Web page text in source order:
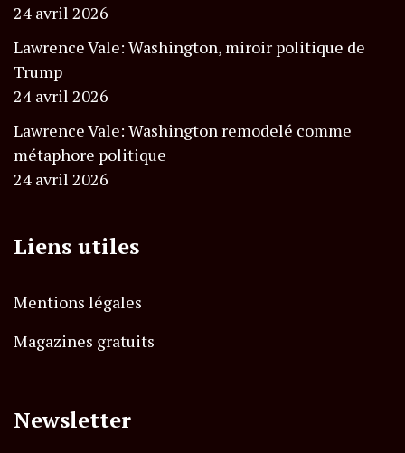
24 avril 2026
Lawrence Vale: Washington, miroir politique de
Trump
24 avril 2026
Lawrence Vale: Washington remodelé comme
métaphore politique
24 avril 2026
Liens utiles
Mentions légales
Magazines gratuits
Newsletter